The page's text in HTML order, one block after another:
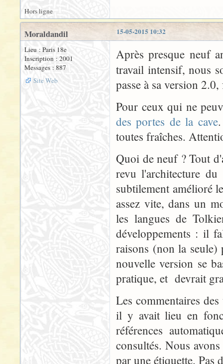
Hors ligne
15-05-2015 10:32
Moraldandil
Lieu : Paris 18e
Inscription : 2001
Messages : 887
Site Web
Après presque neuf
travail intensif, nous
passe à sa version
Pour ceux qui ne
des portes de la cave
toutes fraîches.
Quoi de neuf ? Tout
revu l'architecture
subtilement amélioré
assez vite, dans un
les langues de
développements : il
raisons (non la seule)
nouvelle version se
pratique, et devrait
Les commentaires
il y avait lieu en
références
consultés. Nous
par une étiquette. Pas